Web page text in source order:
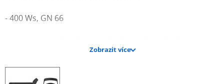
- 400 Ws, GN 66
- interval mezi záblesky 0,1 - 0,9 s
Zobrazit více